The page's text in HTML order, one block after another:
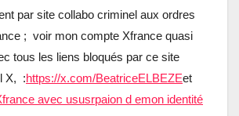
par site collabo criminel aux ordres
; voir mon compte Xfrance quasi
tous les liens bloqués par ce site
X, :https://x.com/BeatriceELBEZEet
avec ususrpaion d emon identité